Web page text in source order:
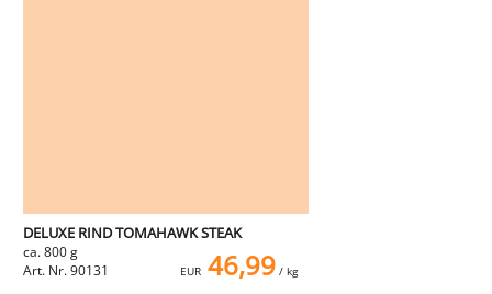
DELUXE RIND TOMAHAWK STEAK
ca. 800 g
Art. Nr. 90131
EUR 46,99/ kg